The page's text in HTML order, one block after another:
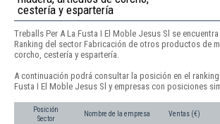
cestería y espartería
Treballs Per A La Fusta I El Moble Jesus Sl se
Ranking del sector Fabricación de otros productos de
corcho, cestería y espartería.
A continuación podrá consultar la posición en el ranking
Fusta I El Moble Jesus Sl y empresas con posiciones
Posición
Sector
Nombre de la empresa Ventas (€)